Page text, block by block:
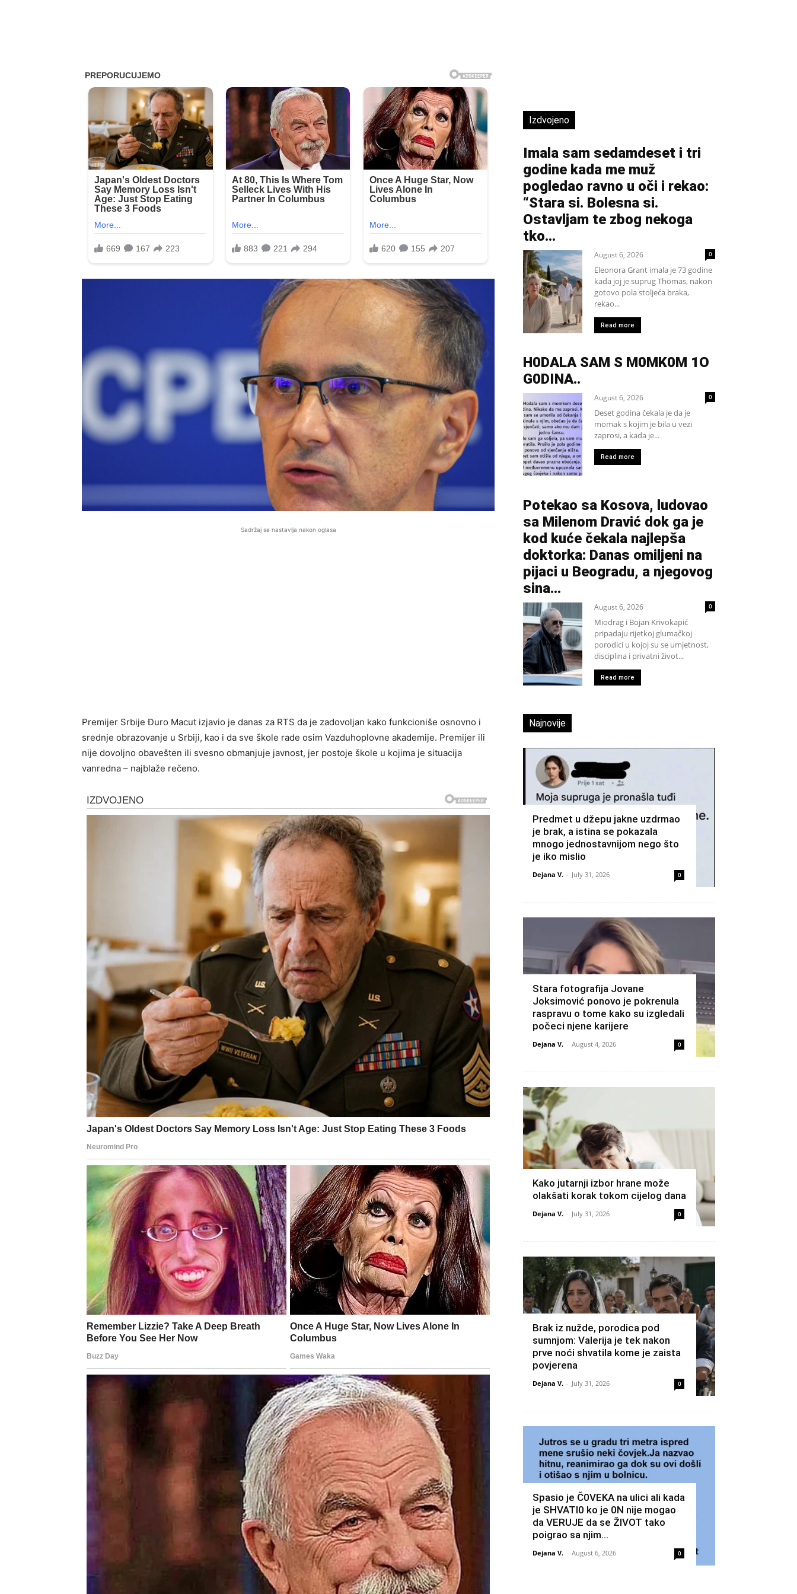
Sadržaj se nastavlja nakon oglasa
Premijer Srbije Đuro Macut izjavio je danas za RTS da je zadovoljan kako funkcioniše osnovno i
srednje obrazovanje u Srbiji, kao i da sve škole rade osim Vazduhoplovne akademije. Premijer ili
nije dovoljno obavešten ili svesno obmanjuje javnost, jer postoje škole u kojima je situacija
vanredna – najblaže rečeno.
Izdvojeno
Imala sam sedamdeset i tri
godine kada me muž
pogledao ravno u oči i rekao:
“Stara si. Bolesna si.
Ostavljam te zbog nekoga
tko...
August 6, 2026 0
Eleonora Grant imala je 73 godine
kada joj je suprug Thomas, nakon
gotovo pola stoljeća braka,
rekao...
Read more
H0DALA SAM S M0MK0M 1O
G0DINA..
August 6, 2026 0
Deset godina čekala je da je
momak s kojim je bila u vezi
zaprosi, a kada je...
Read more
Potekao sa Kosova, ludovao
sa Milenom Dravić dok ga je
kod kuće čekala najlepša
doktorka: Danas omiljeni na
pijaci u Beogradu, a njegovog
sina...
August 6, 2026 0
Miodrag i Bojan Krivokapić
pripadaju rijetkoj glumačkoj
porodici u kojoj su se umjetnost,
disciplina i privatni život...
Read more
Najnovije
Predmet u džepu jakne uzdrmao
je brak, a istina se pokazala
mnogo jednostavnijom nego što
je iko mislio
Dejana V. - July 31, 2026 0
Stara fotografija Jovane
Joksimović ponovo je pokrenula
raspravu o tome kako su izgledali
počeci njene karijere
Dejana V. - August 4, 2026 0
Kako jutarnji izbor hrane može
olakšati korak tokom cijelog dana
Dejana V. - July 31, 2026 0
Brak iz nužde, porodica pod
sumnjom: Valerija je tek nakon
prve noći shvatila kome je zaista
povjerena
Dejana V. - July 31, 2026 0
Spasio je Č0VEKA na ulici ali kada
je SHVATI0 ko je 0N nije mogao
da VERUJE da se ŽIVOT tako
poigrao sa njim…
Dejana V. - August 6, 2026 0